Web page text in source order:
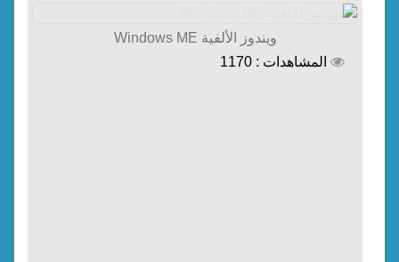
ويندوز الألفية Windows ME
المشاهدات : 1170